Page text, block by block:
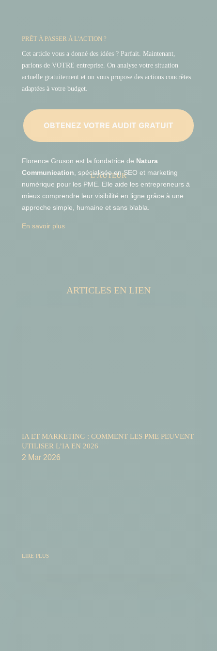
PRÊT À PASSER À L'ACTION ?
Cet article vous a donné des idées ? Parfait. Maintenant,
parlons de VOTRE entreprise. On analyse votre situation
actuelle gratuitement et on vous propose des actions concrètes
adaptées à votre budget.
OBTENEZ VOTRE AUDIT GRATUIT
L’AUTEUR
Florence Gruson est la fondatrice de Natura
Communication , spécialisée en SEO et marketing
numérique pour les PME. Elle aide les entrepreneurs à
mieux comprendre leur visibilité en ligne grâce à une
approche simple, humaine et sans blabla.
En savoir plus
ARTICLES EN LIEN
IA ET MARKETING : COMMENT LES PME PEUVENT
UTILISER L’IA EN 2026
2 Mar 2026
lire plus